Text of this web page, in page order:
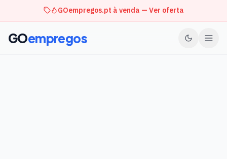
GOempregos.pt à venda — Ver oferta
GOempregos